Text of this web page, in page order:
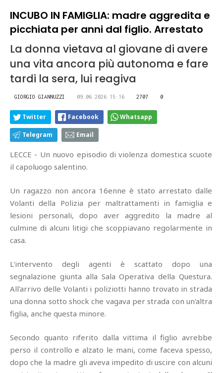
INCUBO IN FAMIGLIA: madre aggredita e
picchiata per anni dal figlio. Arrestato
La donna vietava al giovane di avere
una vita ancora più autonoma e fare
tardi la sera, lui reagiva
GIORGIO GIANNUZZI 09.06.2026 15:16 2707 0
Twitter Facebook Whatsapp
Telegram Email
LECCE - Un nuovo episodio di violenza domestica scuote
il capoluogo salentino.
Un ragazzo non ancora 16enne è stato arrestato dalle
Volanti della Polizia per maltrattamenti in famiglia e
lesioni personali, dopo aver aggredito la madre al
culmine di alcuni litigi che scoppiavano regolarmente in
casa.
L'intervento degli agenti è scattato dopo una
segnalazione giunta alla Sala Operativa della Questura.
All'arrivo delle Volanti i poliziotti hanno trovato in strada
una donna sotto shock che vagava per strada con un'altra
figlia, anche questa minore.
Secondo quanto riferito dalla vittima il figlio avrebbe
perso il controllo e alzato le mani, come faceva spesso,
dopo che la madre gli aveva impedito di uscire con alcuni